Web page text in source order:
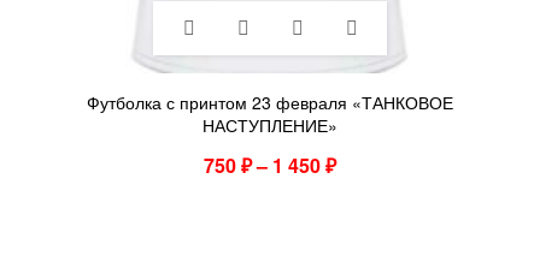
Футболка с принтом 23 февраля «ТАНКОВОЕ
НАСТУПЛЕНИЕ»
750₽– 1 450₽